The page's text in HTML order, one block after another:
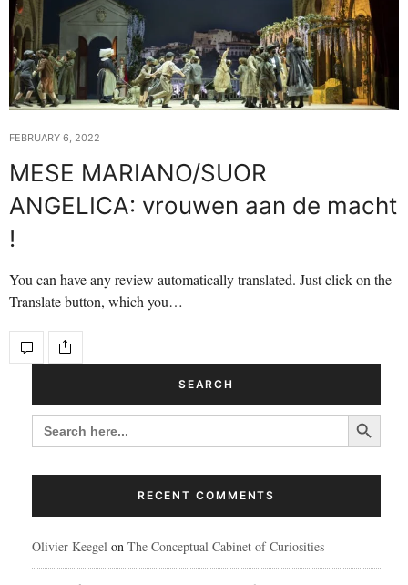
FEBRUARY 6, 2022
MESE MARIANO/SUOR
ANGELICA: vrouwen aan de macht
!
You can have any review automatically translated. Just click on the
Translate button, which you…
SEARCH
SEARCH
FOR:
Search Button
RECENT COMMENTS
Olivier Keegel on The Conceptual Cabinet of Curiosities